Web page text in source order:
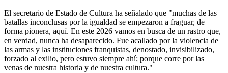
El secretario de Estado de Cultura ha señalado que "muchas de las
batallas inconclusas por la igualdad se empezaron a fraguar, de
forma pionera, aquí. En este 2026 vamos en busca de un rastro que,
en verdad, nunca ha desaparecido. Fue acallado por la violencia de
las armas y las instituciones franquistas, denostado, invisibilizado,
forzado al exilio, pero estuvo siempre ahí; porque corre por las
venas de nuestra historia y de nuestra cultura."